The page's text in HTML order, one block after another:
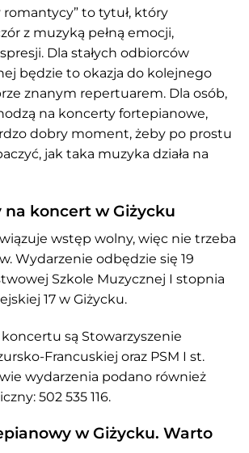
romantycy” to tytuł, który
z muzyką pełną emocji,
Dla stałych odbiorców
będzie to okazja do kolejnego
znanym repertuarem. Dla osób,
na koncerty fortepianowe,
dobry moment, żeby po prostu
jak taka muzyka działa na
koncert w Giżycku
wstęp wolny, więc nie trzeba
Wydarzenie odbędzie się 19
Szkole Muzycznej I stopnia
17 w Giżycku.
są Stowarzyszenie
Francuskiej oraz PSM I st.
wydarzenia podano również
502 535 116.
w Giżycku. Warto